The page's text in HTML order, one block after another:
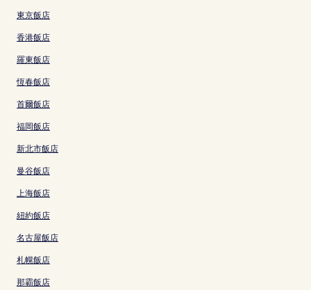
東京飯店
香港飯店
羅東飯店
恆春飯店
首爾飯店
福岡飯店
新北市飯店
曼谷飯店
上海飯店
紐約飯店
名古屋飯店
札幌飯店
那霸飯店